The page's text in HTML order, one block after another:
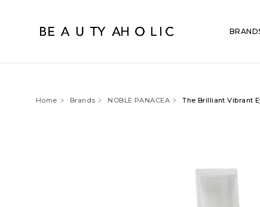
Home Brands NOBLE PANACEA The Brilliant Vibrant